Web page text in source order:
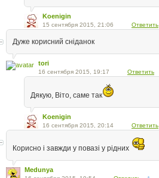
Koenigin
15 сентября 2015, 21:06 Ответить
Дуже корисний сніданок
tori
16 сентября 2015, 19:17 Ответить
Дякую, Віто, саме так
Koenigin
16 сентября 2015, 20:14 Ответить
Корисно і завжди у повазі у рідних
Medunya